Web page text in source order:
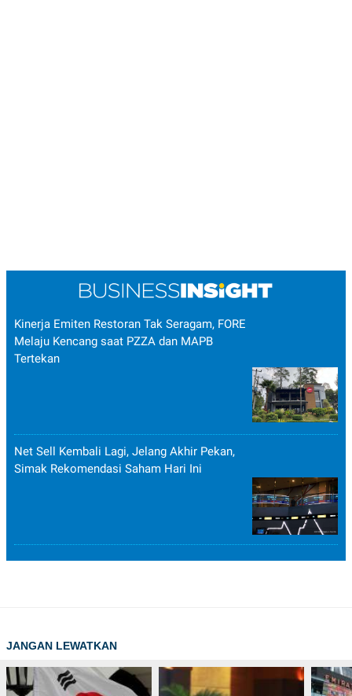
Kinerja Emiten Restoran Tak Seragam, FORE
Melaju Kencang saat PZZA dan MAPB
Tertekan
Net Sell Kembali Lagi, Jelang Akhir Pekan,
Simak Rekomendasi Saham Hari Ini
JANGAN LEWATKAN